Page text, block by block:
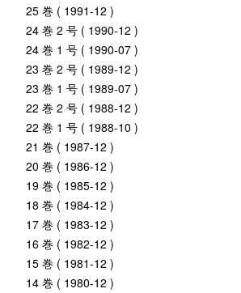
25 巻 ( 1991-12 )
24 巻 2 号 ( 1990-12 )
24 巻 1 号 ( 1990-07 )
23 巻 2 号 ( 1989-12 )
23 巻 1 号 ( 1989-07 )
22 巻 2 号 ( 1988-12 )
22 巻 1 号 ( 1988-10 )
21 巻 ( 1987-12 )
20 巻 ( 1986-12 )
19 巻 ( 1985-12 )
18 巻 ( 1984-12 )
17 巻 ( 1983-12 )
16 巻 ( 1982-12 )
15 巻 ( 1981-12 )
14 巻 ( 1980-12 )